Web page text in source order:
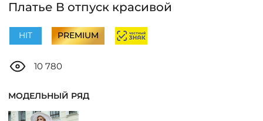
ОПЛАТА
Платье В отпуск красивой
HIT PREMIUM
10 780
МОДЕЛЬНЫЙ РЯД